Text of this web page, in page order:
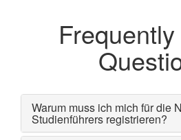
Warum muss ich mich für die
Studienführers registrieren?